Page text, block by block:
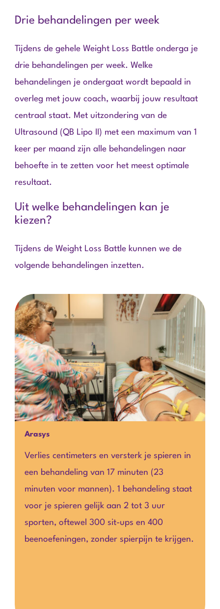
Drie behandelingen per week
Tijdens de gehele Weight Loss Battle onderga je
drie behandelingen per week. Welke
behandelingen je ondergaat wordt bepaald in
overleg met jouw coach, waarbij jouw resultaat
centraal staat. Met uitzondering van de
Ultrasound (QB Lipo II) met een maximum van 1
keer per maand zijn alle behandelingen naar
behoefte in te zetten voor het meest optimale
resultaat.
Uit welke behandelingen kan je
kiezen?
Tijdens de Weight Loss Battle kunnen we de
volgende behandelingen inzetten.
Arasys
Verlies centimeters en versterk je spieren in
een behandeling van 17 minuten (23
minuten voor mannen). 1 behandeling staat
voor je spieren gelijk aan 2 tot 3 uur
sporten, oftewel 300 sit-ups en 400
beenoefeningen, zonder spierpijn te krijgen.